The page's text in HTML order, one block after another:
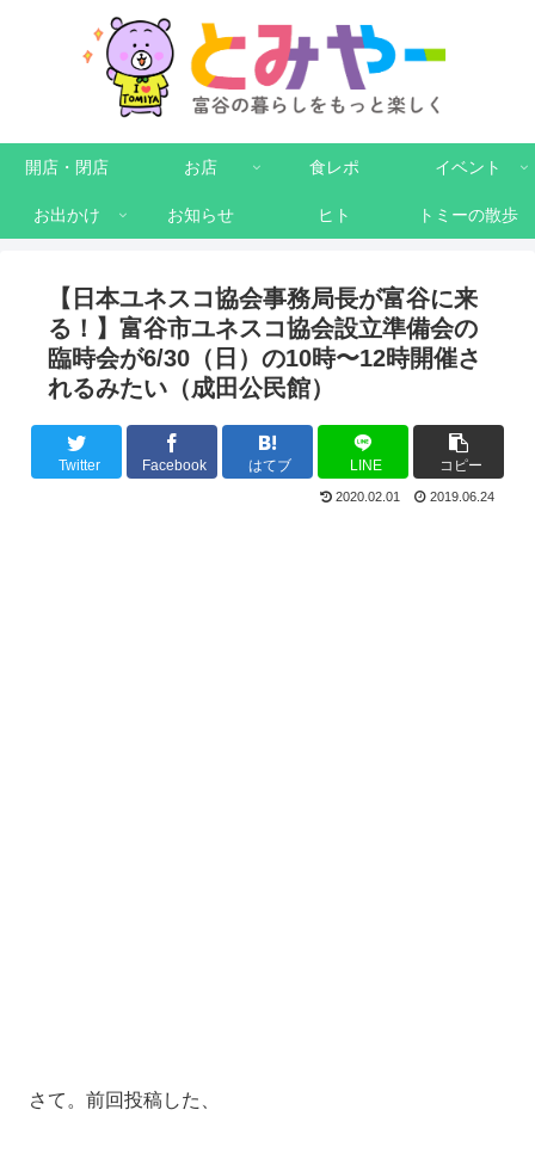
開店・閉店 お店 食レポ イベント
お出かけ お知らせ ヒト トミーの散歩
【日本ユネスコ協会事務局長が富谷に来
る！】富谷市ユネスコ協会設立準備会の
臨時会が6/30（日）の10時〜12時開催さ
れるみたい（成田公民館）
Twitter Facebook はてブ LINE コピー
2020.02.01 2019.06.24
さて。前回投稿した、